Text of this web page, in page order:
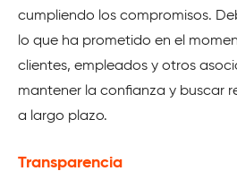
cumpliendo los compromisos.
lo que ha prometido en el
clientes, empleados y otros
mantener la confianza y buscar
a largo plazo.
Transparencia